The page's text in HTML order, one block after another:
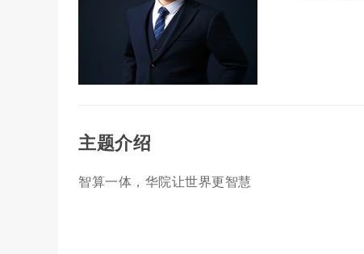
主题介绍
智算一体，华院让世界更智慧